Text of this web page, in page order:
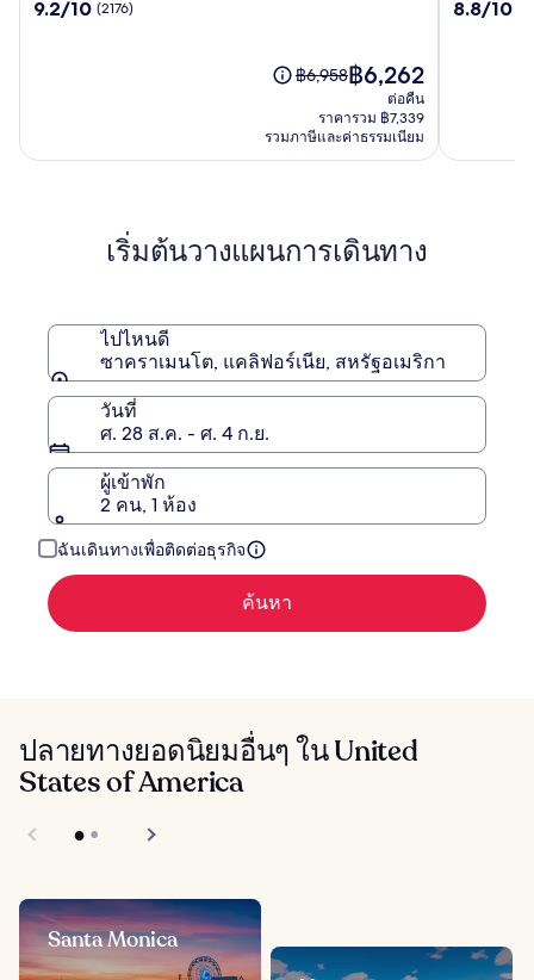
ทรี
โต
9.2
9.2/10 (2176)
ราคา
฿6,958
ดู
เกี่ยว
กับ
฿6,958ราคา
ปัจจุบัน
คือ
฿6,262
฿6,262
ต่อคืน
ราคารวม ฿7,339
รวมภาษีและค่าธรรมเนียม
มกัฟเวิร์น
8.8
8.8/10
เริ่มต้นวางแผนการเดินทาง
ไปไหนดี
ซาคราเมนโต, แคลิฟอร์เนีย, สหรัฐอเมริกา
วันที่
ศ. 28 ส.ค. - ศ. 4 ก.ย.
ผู้เข้าพัก
2 คน, 1 ห้อง
ฉันเดินทางเพื่อติดต่อธุรกิจ
ค้นหา
ปลายทางยอดนิยมอื่นๆ ใน United
States of America
Santa Monica